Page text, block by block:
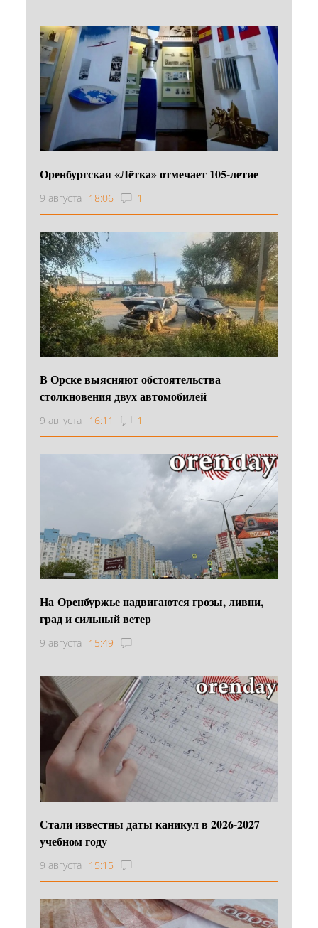
Оренбургская «Лётка» отмечает 105-летие
9 августа 18:06 1
В Орске выясняют обстоятельства
столкновения двух автомобилей
9 августа 16:11 1
На Оренбуржье надвигаются грозы, ливни,
град и сильный ветер
9 августа 15:49
Стали известны даты каникул в 2026-2027
учебном году
9 августа 15:15